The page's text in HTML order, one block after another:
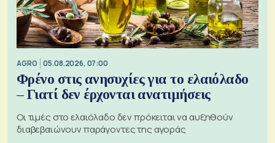
AGRO 05.08.2026, 07:00
Φρένο στις ανησυχίες για το ελαιόλαδο
– Γιατί δεν έρχονται ανατιμήσεις
Οι τιμές στο ελαιόλαδο δεν πρόκειται να αυξηθούν
διαβεβαιώνουν παράγοντες της αγοράς